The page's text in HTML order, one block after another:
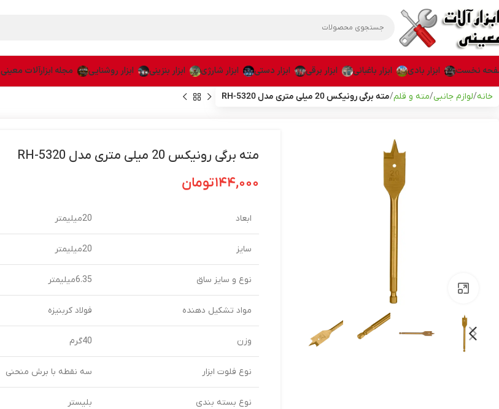
نخست ابزار بادی ابزار باغبانی ابزار برقی ابزار دستی ابزار شارژی ابزار بنزینی ابزار روشنایی مجله ابزارآلات معینی
خانه لوازم جانبی مته و قلم مته برگی رونیکس 20 میلی متری مدل RH-5320
مته برگی رونیکس 20 میلی متری مدل RH-5320
۱۴۴,۰۰۰تومان
ابعاد 20میلیمتر
سایز 20میلیمتر
نوع و سایز ساق 6.35میلیمتر
مواد تشکیل دهنده فولاد کربنیزه
وزن 40گرم
نوع فلوت ابزار سه نقطه با برش منحنی
نوع بسته بندی بلیستر